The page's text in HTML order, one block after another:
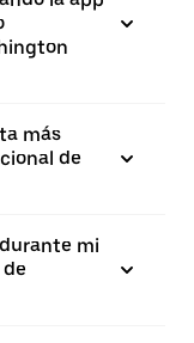
más
de
mi